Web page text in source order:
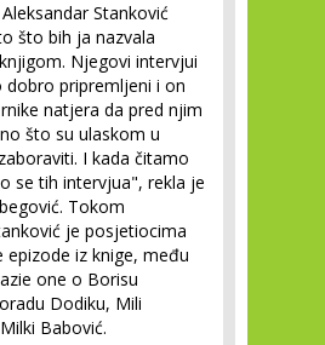
Stanković
što bih ja nazvala
Njegovi intervjui
dobro pripremljeni i on
natjera da pred njim
što su ulaskom u
I kada čitamo
se tih intervjua", rekla je
Tokom
je posjetiocima
epizode iz knige, među
one o Borisu
Dodiku, Mili
Babović.